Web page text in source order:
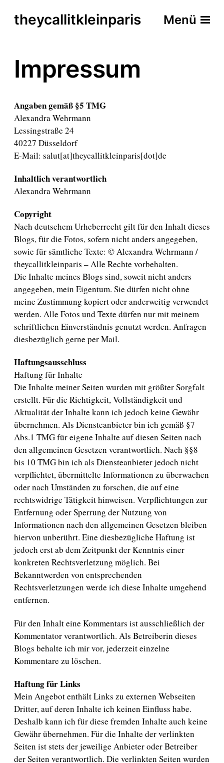
theycallitkleinparis Menü
Impressum
Angaben gemäß §5 TMG
Alexandra Wehrmann
Lessingstraße 24
40227 Düsseldorf
E-Mail: salut[at]theycallitkleinparis[dot]de
Inhaltlich verantwortlich
Alexandra Wehrmann
Copyright
Nach deutschem Urheberrecht gilt für den Inhalt dieses
Blogs, für die Fotos, sofern nicht anders angegeben,
sowie für sämtliche Texte: © Alexandra Wehrmann /
theycallitkleinparis – Alle Rechte vorbehalten.
Die Inhalte meines Blogs sind, soweit nicht anders
angegeben, mein Eigentum. Sie dürfen nicht ohne
meine Zustimmung kopiert oder anderweitig verwendet
werden. Alle Fotos und Texte dürfen nur mit meinem
schriftlichen Einverständnis genutzt werden. Anfragen
diesbezüglich gerne per Mail.
Haftungsausschluss
Haftung für Inhalte
Die Inhalte meiner Seiten wurden mit größter Sorgfalt
erstellt. Für die Richtigkeit, Vollständigkeit und
Aktualität der Inhalte kann ich jedoch keine Gewähr
übernehmen. Als Diensteanbieter bin ich gemäß §7
Abs.1 TMG für eigene Inhalte auf diesen Seiten nach
den allgemeinen Gesetzen verantwortlich. Nach §§8
bis 10 TMG bin ich als Diensteanbieter jedoch nicht
verpflichtet, übermittelte Informationen zu überwachen
oder nach Umständen zu forschen, die auf eine
rechtswidrige Tätigkeit hinweisen. Verpflichtungen zur
Entfernung oder Sperrung der Nutzung von
Informationen nach den allgemeinen Gesetzen bleiben
hiervon unberührt. Eine diesbezügliche Haftung ist
jedoch erst ab dem Zeitpunkt der Kenntnis einer
konkreten Rechtsverletzung möglich. Bei
Bekanntwerden von entsprechenden
Rechtsverletzungen werde ich diese Inhalte umgehend
entfernen.
Für den Inhalt eine Kommentars ist ausschließlich der
Kommentator verantwortlich. Als Betreiberin dieses
Blogs behalte ich mir vor, jederzeit einzelne
Kommentare zu löschen.
Haftung für Links
Mein Angebot enthält Links zu externen Webseiten
Dritter, auf deren Inhalte ich keinen Einfluss habe.
Deshalb kann ich für diese fremden Inhalte auch keine
Gewähr übernehmen. Für die Inhalte der verlinkten
Seiten ist stets der jeweilige Anbieter oder Betreiber
der Seiten verantwortlich. Die verlinkten Seiten wurden